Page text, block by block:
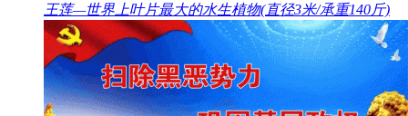
​王莲—世界上叶片最大的水生植物(直径3米/承重140斤)